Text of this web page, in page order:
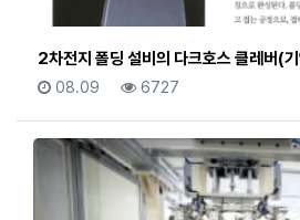
2차전지 폴딩 설비의 다크호스 클레버(
등록일
08.09 조회
6727